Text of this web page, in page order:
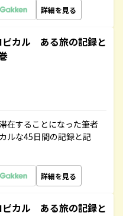
詳細を見る
ピカル ある旅の記録と
在することになった筆者
ルな45日間の記録と記
詳細を見る
ピカル ある旅の記録と